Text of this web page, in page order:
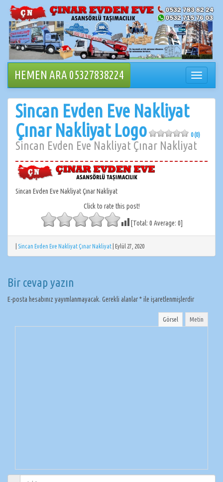
İçeriğe
geçin
HEMEN ARA 05327838224
değiştir
Sincan Evden Eve Nakliyat
Çınar Nakliyat Logo
0 (0)
Sincan Evden Eve Nakliyat Çınar Nakliyat
Sincan Evden Eve Nakliyat Çınar Nakliyat
Click to rate this post!
[Total: 0 Average: 0]
Sincan Evden Eve Nakliyat Çınar Nakliyat Eylül 27, 2020
Bir cevap yazın
E-posta hesabınız yayımlanmayacak. Gerekli alanlar*ile işaretlenmişlerdir
Görsel Metin